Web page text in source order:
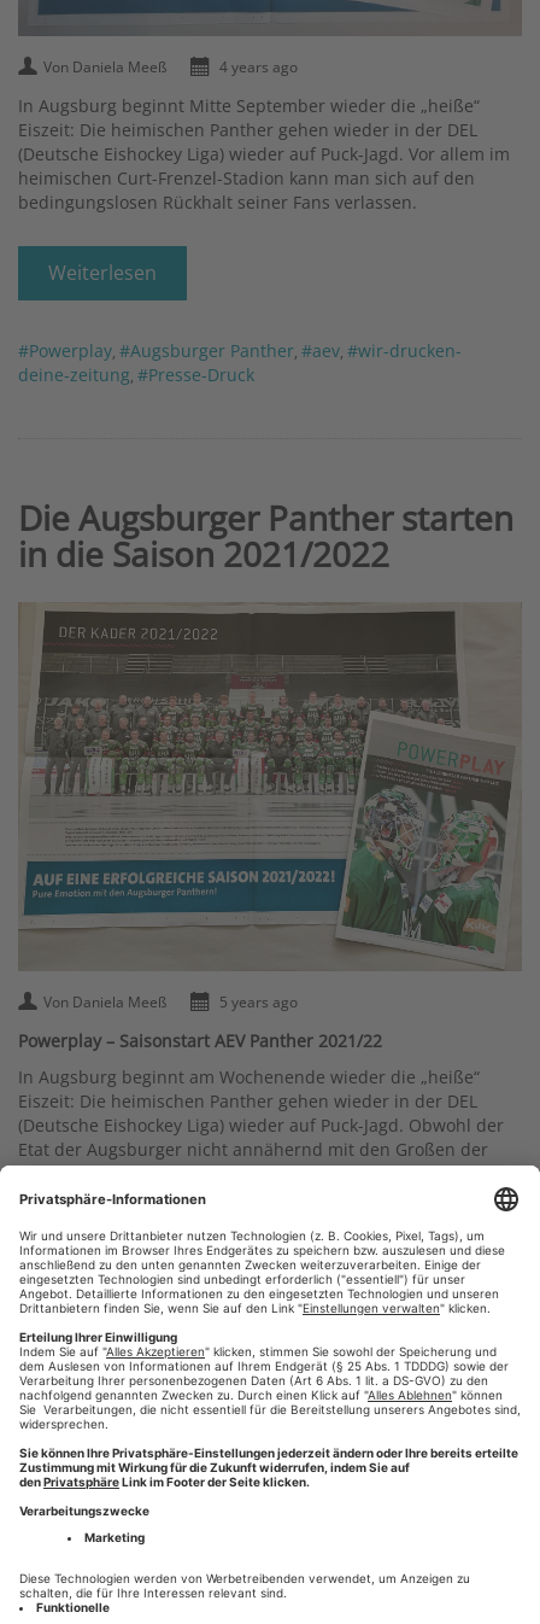
Von Daniela Meeß 4 years ago
In Augsburg beginnt Mitte September wieder die „heiße“
Eiszeit: Die heimischen Panther gehen wieder in der DEL
(Deutsche Eishockey Liga) wieder auf Puck-Jagd. Vor allem im
heimischen Curt-Frenzel-Stadion kann man sich auf den
bedingungslosen Rückhalt seiner Fans verlassen.
Weiterlesen
#Powerplay, #Augsburger Panther, #aev, #wir-drucken-
deine-zeitung, #Presse-Druck
Die Augsburger Panther starten
in die Saison 2021/2022
Von Daniela Meeß 5 years ago
Powerplay – Saisonstart AEV Panther 2021/22
In Augsburg beginnt am Wochenende wieder die „heiße“
Eiszeit: Die heimischen Panther gehen wieder in der DEL
(Deutsche Eishockey Liga) wieder auf Puck-Jagd. Obwohl der
Etat der Augsburger nicht annähernd mit den Großen der
Liga mithalten kann (Köln, Berlin, Mannheim oder München)
hält die Begeisterung des Eishockeysports in der Fuggerstadt
man sich auf den bedingungslosen Rückhalt seiner Fans
verlassen.
Weiterlesen
#Powerplay,#aev,#wir-drucken-deine-zeitung,#augsburg,
#Augsburger Allgemeine,#Presse-Druck #Augsburger
Panther